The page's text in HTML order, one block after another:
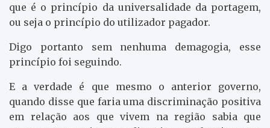
que é o princípio da universalidade da portagem,
ou seja o princípio do utilizador pagador.
Digo portanto sem nenhuma demagogia, esse
princípio foi seguindo.
E a verdade é que mesmo o anterior governo,
quando disse que faria uma discriminação positiva
em relação aos que vivem na região sabia que